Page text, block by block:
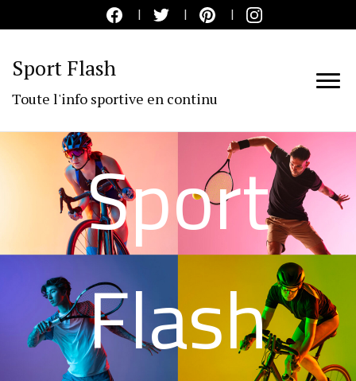
Sport Flash
Toute l'info sportive en continu
Sport
Flash